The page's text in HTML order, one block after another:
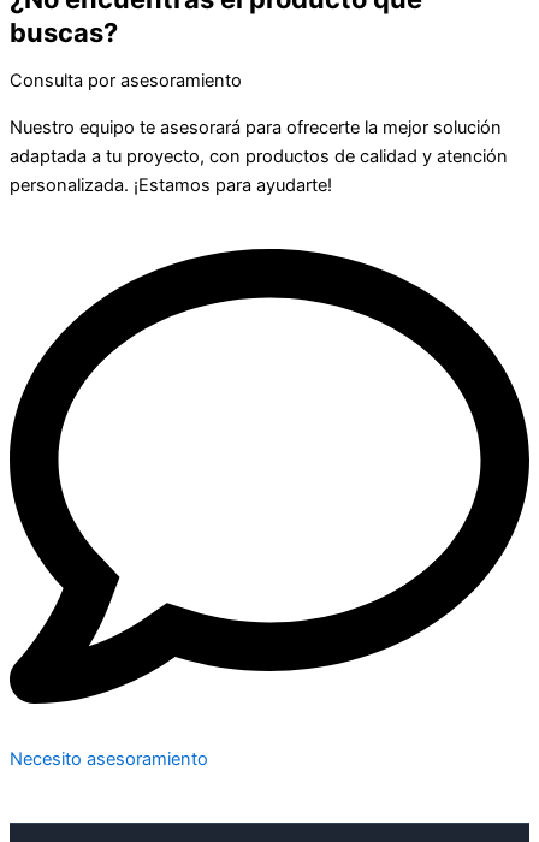
buscas?
Consulta por asesoramiento
Nuestro equipo te asesorará para ofrecerte la mejor solución
adaptada a tu proyecto, con productos de calidad y atención
personalizada. ¡Estamos para ayudarte!
Necesito asesoramiento